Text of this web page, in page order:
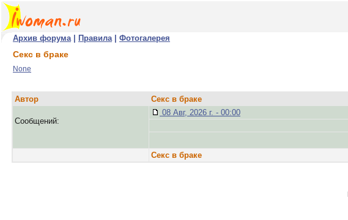
Архив форума| Правила| Фотогалерея
Секс в браке
None
Автор Секс в браке
Сообщений:
08 Авг, 2026 г. - 00:00
Секс в браке